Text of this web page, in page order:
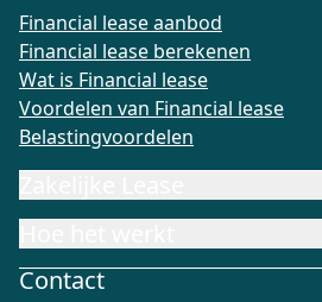
Financial lease aanbod
Financial lease berekenen
Wat is Financial lease
Voordelen van Financial lease
Belastingvoordelen
Contact